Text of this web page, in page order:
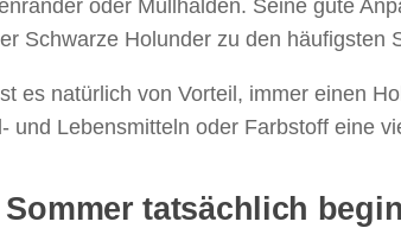
oder Müllhalden. Seine gute
Schwarze Holunder zu den häufigsten
es natürlich von Vorteil, immer einen
und Lebensmitteln oder Farbstoff eine
Sommer tatsächlich